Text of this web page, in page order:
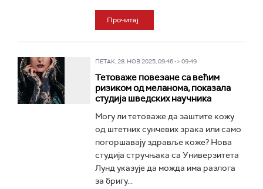
Прочитај
ПЕТАК, 28. НОВ 2025, 09:46 -> 09:49
Тетоваже повезане са већим
ризиком од меланома, показала
студија шведских научника
Могу ли тетоваже да заштите кожу
од штетних сунчевих зрака или само
погоршавају здравље коже? Нова
студија стручњака са Универзитета
Лунд указује да можда има разлога
за бригу...